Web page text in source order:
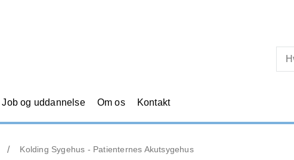
Job og uddannelse Om os Kontakt
Kolding Sygehus - Patienternes Akutsygehus